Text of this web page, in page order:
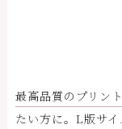
最高品質のプリン
たい方に。L版サ